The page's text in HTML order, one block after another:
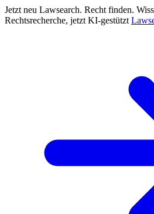
Jetzt neu Lawsearch. Recht finden.
Rechtsrecherche, jetzt KI-gestützt